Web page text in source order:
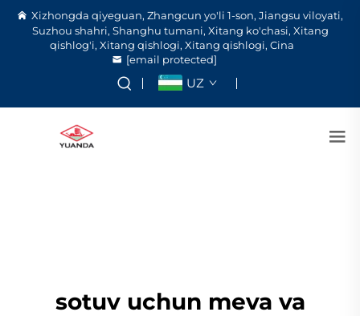
Xizhongda qiyeguan, Zhangcun yo'li 1-son, Jiangsu viloyati,
Suzhou shahri, Shanghu tumani, Xitang ko'chasi, Xitang
qishlog'i, Xitang qishlogi, Xitang qishlogi, Cina
[email protected]
UZ
sotuv uchun meva va